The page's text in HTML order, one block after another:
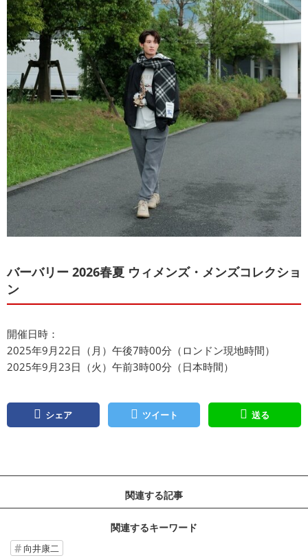
バーバリー 2026春夏 ウィメンズ・メンズコレクショ
ン
開催⽇時：
2025年9⽉22⽇（⽉）午後7時00分（ロンドン現地時間）
2025年9⽉23⽇（⽕）午前3時00分（⽇本時間）
シェア ツイート 送る
関連する記事
関連するキーワード
向井康⼆